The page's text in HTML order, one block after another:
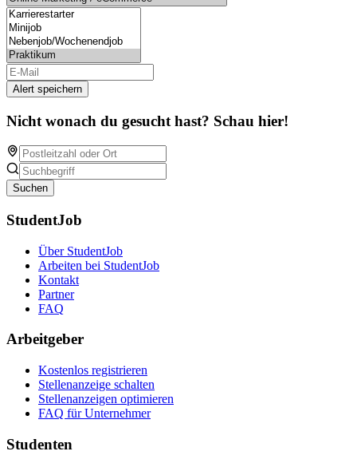
Alert speichern
Nicht wonach du gesucht hast? Schau hier!
Suchen
StudentJob
Über StudentJob
Arbeiten bei StudentJob
Kontakt
Partner
FAQ
Arbeitgeber
Kostenlos registrieren
Stellenanzeige schalten
Stellenanzeigen optimieren
FAQ für Unternehmer
Studenten